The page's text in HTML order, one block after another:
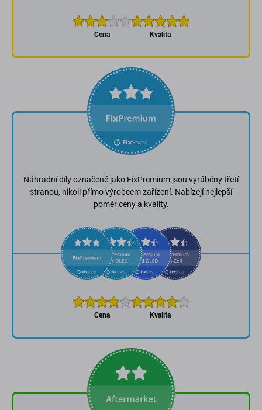
Cena Kvalita
Náhradní díly označené jako FixPremium jsou vyráběny třetí
stranou, nikoli přímo výrobcem zařízení. Nabízejí nejlepší
poměr ceny a kvality.
Cena Kvalita